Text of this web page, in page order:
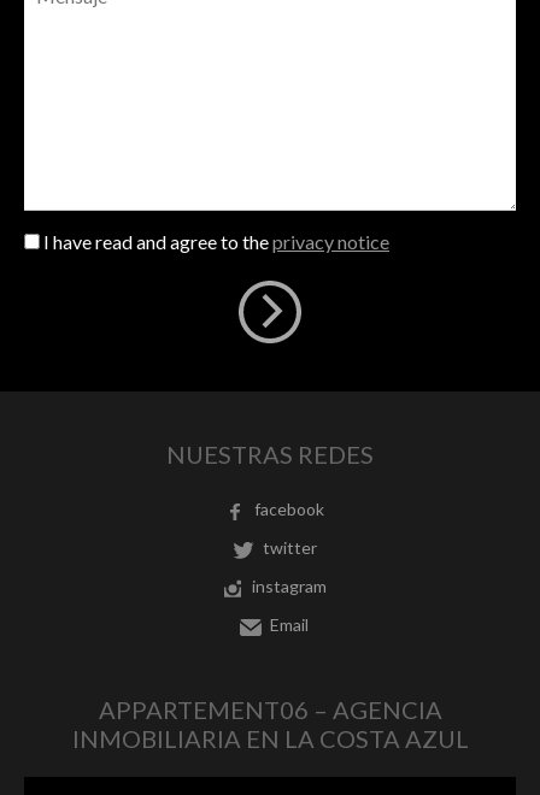
I have read and agree to theprivacy notice
NUESTRAS REDES
facebook
twitter
instagram
Email
APPARTEMENT06 – AGENCIA
INMOBILIARIA EN LA COSTA AZUL